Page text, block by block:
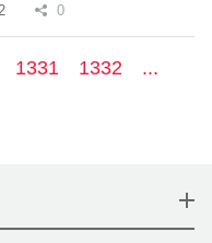
0
1331 1332
...